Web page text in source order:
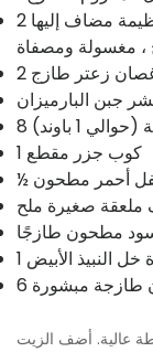
2 علبة (15 أونصة) من الفاصوليا الشمالية العظيمة مضاف إليها
، مغسولة ومصفاة
اغصان زعتر طازج
1 باوند)
1 كوب جزر مقطع
أحمر مطحون
صغيرة ملح
مطحون طازجًا
خل النبيذ الأبيض
طازجة مبشورة
عالية. أضف الزيت